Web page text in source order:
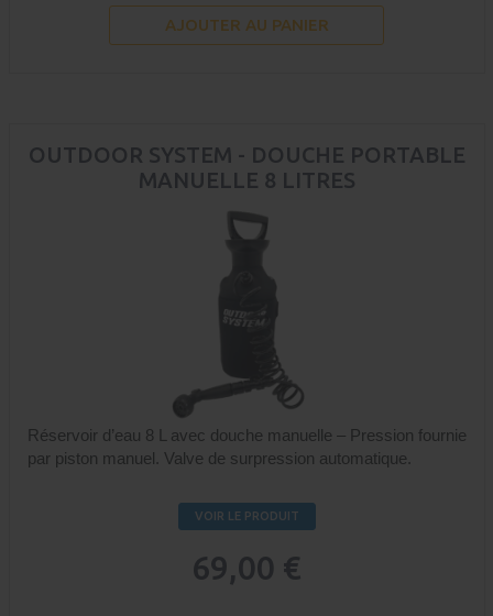
AJOUTER AU PANIER
OUTDOOR SYSTEM - DOUCHE PORTABLE
MANUELLE 8 LITRES
Réservoir d’eau 8 L avec douche manuelle – Pression fournie
par piston manuel. Valve de surpression automatique.
VOIR LE PRODUIT
69,00 €